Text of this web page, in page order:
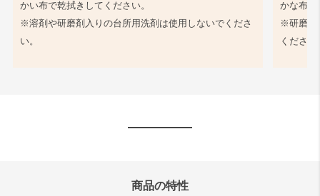
かい布で乾拭きしてください。
※溶剤や研磨剤入りの台所用洗剤は使用しないでくださ
い。
かな布で
※研磨剤
ください
商品の特性